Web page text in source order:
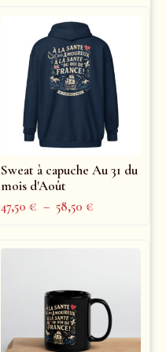
Sweat à capuche Au 31 du
mois d'Août
47,50€ – 58,50€